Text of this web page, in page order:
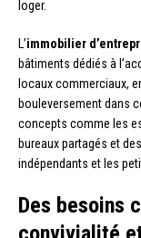
loger.
L’immobilier
bâtiments dédiés à
locaux commerciaux,
bouleversement dans
concepts comme les
bureaux partagés et
indépendants et les
Des besoins